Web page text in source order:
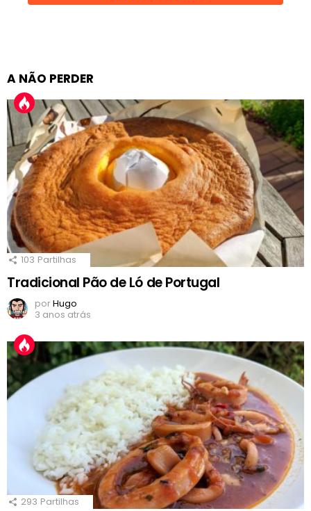
A NÃO PERDER
103 Partilhas
Tradicional Pão de Ló de Portugal
porHugo
3 anos atrás
293 Partilhas